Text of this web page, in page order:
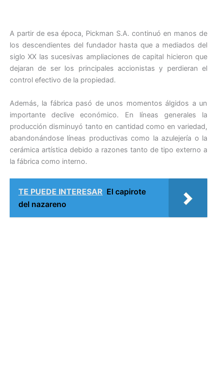
A partir de esa época, Pickman S.A. continuó en manos de
los descendientes del fundador hasta que a mediados del
siglo XX las sucesivas ampliaciones de capital hicieron que
dejaran de ser los principales accionistas y perdieran el
control efectivo de la propiedad.
Además, la fábrica pasó de unos momentos álgidos a un
importante declive económico. En líneas generales la
producción disminuyó tanto en cantidad como en variedad,
abandonándose líneas productivas como la azulejería o la
cerámica artística debido a razones tanto de tipo externo a
la fábrica como interno.
TE PUEDE INTERESAR El capirote
del nazareno